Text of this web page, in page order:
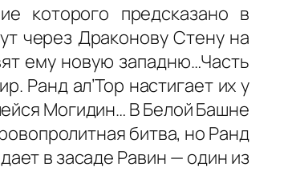
которого предсказано в
через Драконову Стену на
ему новую западню…Часть
Ранд ал’Тор настигает их у
Могидин… В Белой Башне
битва, но Ранд
в засаде Равин — один из